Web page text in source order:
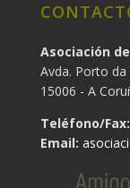
Asociación
Avda. Porto da
15006 - A
Teléfono/Fax:
Email: